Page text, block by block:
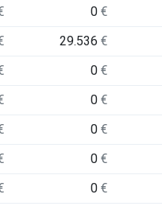
0€
29.536€
0€
0€
0€
0€
0€